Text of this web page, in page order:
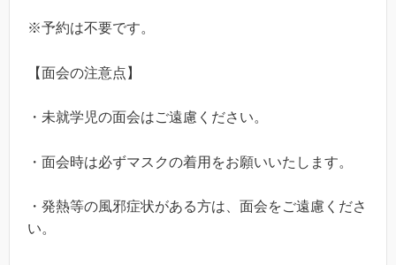
※予約は不要です。
【面会の注意点】
・未就学児の面会はご遠慮ください。
・面会時は必ずマスクの着用をお願いいたします。
・発熱等の風邪症状がある方は、面会をご遠慮くださ
い。